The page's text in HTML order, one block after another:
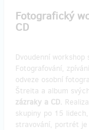
Fotografický
CD
Dvoudenní
Fotografování,
odveze osobní
Štreita a album
zázraky a CD.
skupiny po 15
stravování, portrét je